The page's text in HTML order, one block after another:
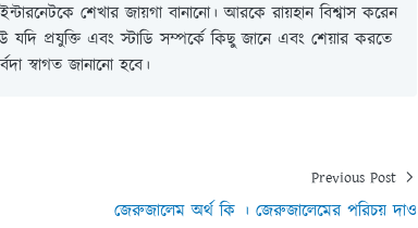
শেখার জায়গা বানানো। আরকে রায়হান বিশ্বাস করেন
যদি প্রযুক্তি এবং স্টাডি সম্পর্কে কিছু জানে এবং শেয়ার করতে
স্বাগত জানানো হবে।
Previous Post
জেরুজালেম অর্থ কি । জেরুজালেমের পরিচয় দাও